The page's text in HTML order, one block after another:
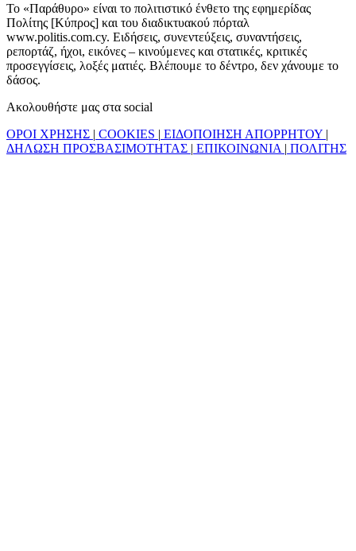
Το «Παράθυρο» είναι το πολιτιστικό ένθετο της εφημερίδας
Πολίτης [Κύπρος] και του διαδικτυακού πόρταλ
www.politis.com.cy. Ειδήσεις, συνεντεύξεις, συναντήσεις,
ρεπορτάζ, ήχοι, εικόνες – κινούμενες και στατικές, κριτικές
προσεγγίσεις, λοξές ματιές. Βλέπουμε το δέντρο, δεν χάνουμε το
δάσος.
Ακολουθήστε μας στα social
ΟΡΟΙ ΧΡΗΣΗΣ | COOKIES | ΕΙΔΟΠΟΙΗΣΗ ΑΠΟΡΡΗΤΟΥ |
ΔΗΛΩΣΗ ΠΡΟΣΒΑΣΙΜΟΤΗΤΑΣ | ΕΠΙΚΟΙΝΩΝΙΑ | ΠΟΛΙΤΗΣ